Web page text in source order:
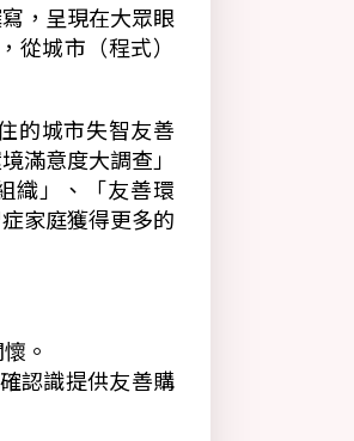
，呈現在大眾眼
城市（程式）
的城市失智友善
滿意度大調查」
織」、「友善環
家庭獲得更多的
。
認識提供友善購